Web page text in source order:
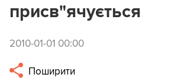
присв"ячується
2010-01-01 00:00
Поширити